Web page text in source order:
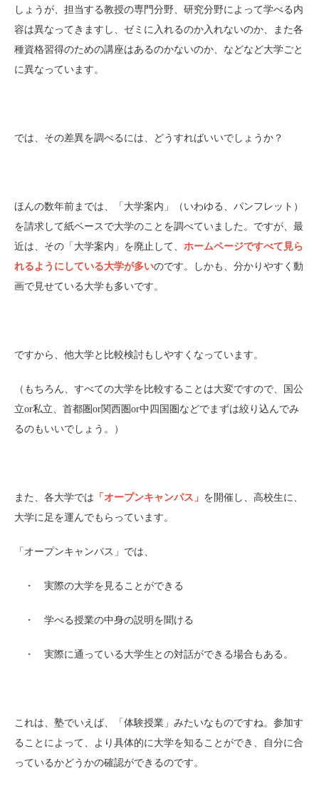
しょうが、担当する教授の専門分野、研究分野によって学べる内
容は異なってきますし、ゼミに入れるのか入れないのか、また各
種資格習得のための講座はあるのかないのか、などなど大学ごと
に異なっています。
では、その差異を調べるには、どうすればいいでしょうか？
ほんの数年前までは、「大学案内」（いわゆる、パンフレット）
を請求して紙ベースで大学のことを調べていました。ですが、最
近は、その「大学案内」を廃止して、 ホームページですべて見ら
れるようにしている大学が多いのです。しかも、分かりやすく動
画で見せている大学も多いです。
ですから、他大学と比較検討もしやすくなっています。
（もちろん、すべての大学を比較することは大変ですので、国公
立or私立、首都圏or関西圏or中四国圏などでまずは絞り込んでみ
るのもいいでしょう。）
また、各大学では 「オープンキャンパス」 を開催し、高校生に、
大学に足を運んでもらっています。
「オープンキャンパス」では、
・ 実際の大学を見ることができる
・ 学べる授業の中身の説明を聞ける
・ 実際に通っている大学生との対話ができる場合もある。
これは、塾でいえば、「体験授業」みたいなものですね。参加す
ることによって、より具体的に大学を知ることができ、自分に合
っているかどうかの確認ができるのです。